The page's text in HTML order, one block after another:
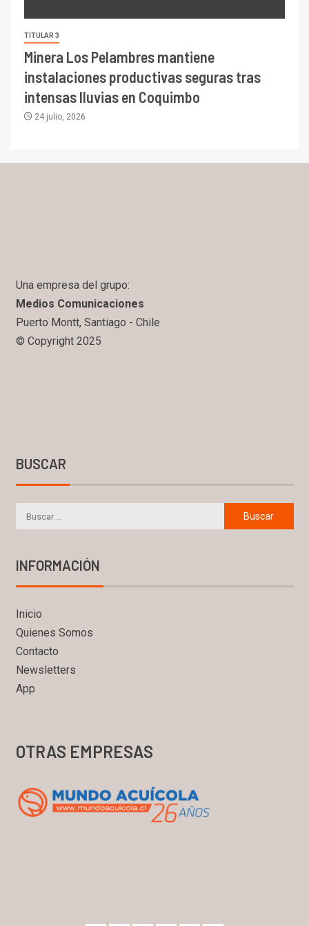
TITULAR 3
Minera Los Pelambres mantiene
instalaciones productivas seguras tras
intensas lluvias en Coquimbo
24 julio, 2026
Una empresa del grupo:
Medios Comunicaciones
Puerto Montt, Santiago - Chile
© Copyright 2025
BUSCAR
INFORMACIÓN
Inicio
Quienes Somos
Contacto
Newsletters
App
OTRAS EMPRESAS